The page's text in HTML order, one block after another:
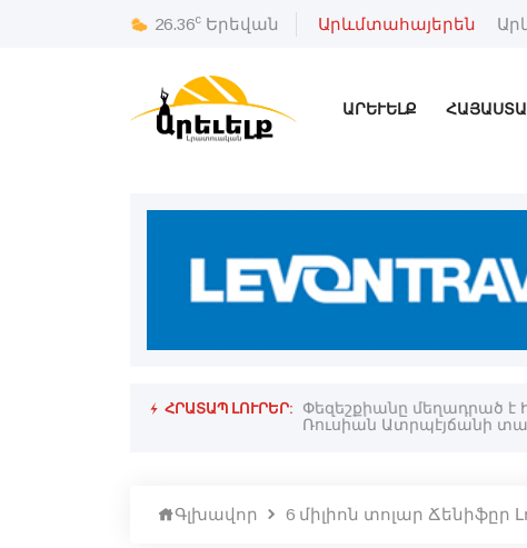
26.36c Երեվան Արևմտահայերեն
ԱՐԵՒԵԼՔ
ՀՐԱՏԱՊ ԼՈՒՐԵՐ: Փեզեշքիանը մեղադրած է
Գլխավոր 6 միլիոն տոլար